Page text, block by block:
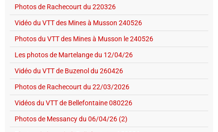
Photos de Rachecourt du 220326
Vidéo du VTT des Mines à Musson 240526
Photos du VTT des Mines à Musson le 240526
Les photos de Martelange du 12/04/26
Vidéo du VTT de Buzenol du 260426
Photos de Rachecourt du 22/03/2026
Vidéos du VTT de Bellefontaine 080226
Photos de Messancy du 06/04/26 (2)